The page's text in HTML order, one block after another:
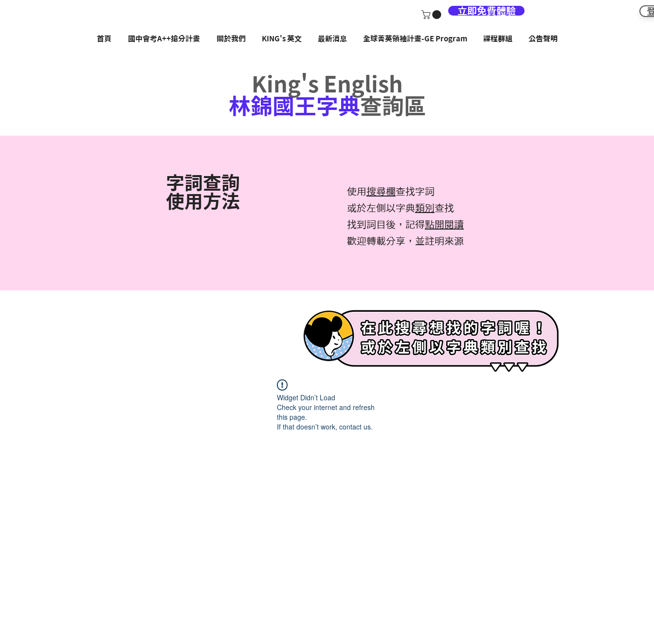
立即免費體驗
首頁 國中會考A++搶分計畫 關於我們 KING's 英文 最新消息 全球菁英領袖計畫-GE Program 課程群組 公告聲明
King's English
林錦國王字典查詢區
字詞查詢
使用方法
使用搜尋欄查找字詞
或於左側以字典類別 查找
找到詞目後，記得點開閱讀
​歡迎轉載分享，並註明來源
Widget Didn’t Load
Check your internet and refresh
this page.
If that doesn’t work, contact us.